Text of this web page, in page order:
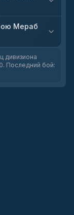
Мераб
дивизиона
Последний бой: